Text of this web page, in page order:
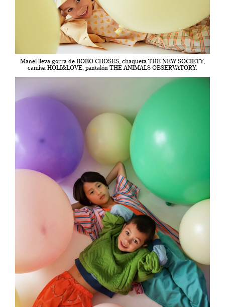
Manel lleva gorra de BOBO CHOSES, chaqueta THE NEW SOCIETY,
camisa HOLI&LOVE, pantalón THE ANIMALS OBSERVATORY.